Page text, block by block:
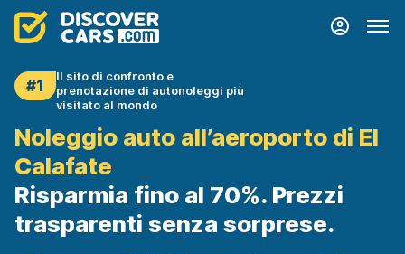
#1
Il sito di confronto e
prenotazione di autonoleggi più
visitato al mondo
Noleggio auto all’aeroporto di El
Calafate
Risparmia fino al 70%. Prezzi
trasparenti senza sorprese.